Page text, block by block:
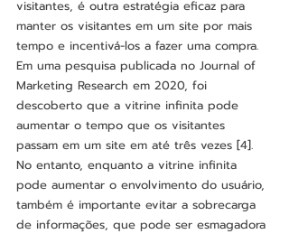
visitantes, é outra estratégia eficaz para
manter os visitantes em um site por mais
tempo e incentivá-los a fazer uma compra.
Em uma pesquisa publicada no Journal of
Marketing Research em 2020, foi
descoberto que a vitrine infinita pode
aumentar o tempo que os visitantes
passam em um site em até três vezes [4].
No entanto, enquanto a vitrine infinita
pode aumentar o envolvimento do usuário,
também é importante evitar a sobrecarga
de informações, que pode ser esmagadora